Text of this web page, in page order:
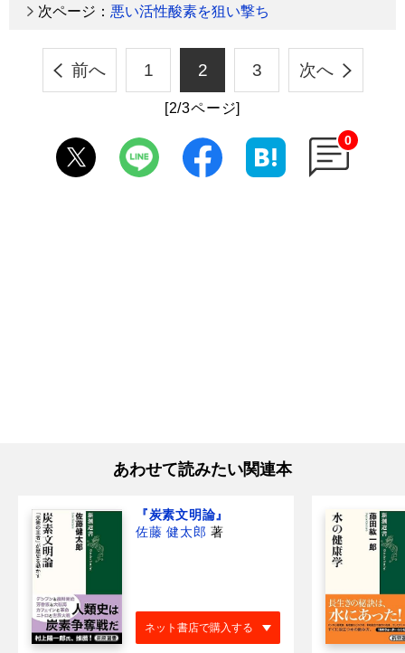
次ページ： 悪い活性酸素を狙い撃ち
前へ 1 2 3 次へ
[2/3ページ]
0
あわせて読みたい関連本
『炭素文明論』
佐藤 健太郎 著
ネット書店で購入する